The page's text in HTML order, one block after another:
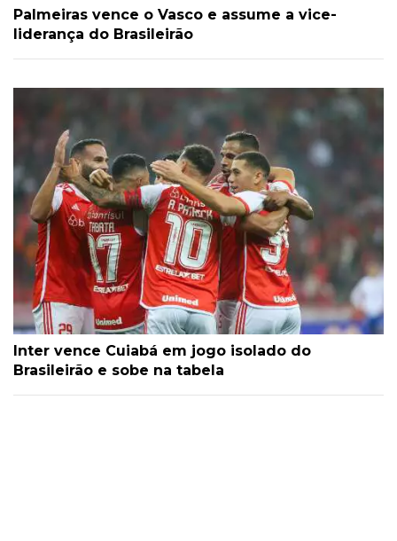
Palmeiras vence o Vasco e assume a vice-
liderança do Brasileirão
Inter vence Cuiabá em jogo isolado do
Brasileirão e sobe na tabela